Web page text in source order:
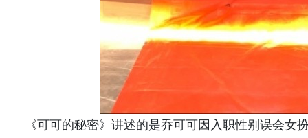
《可可的秘密》讲述的是乔可可因入职性别误会女